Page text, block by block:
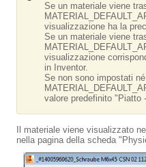
Se un materiale viene
visualizzazione ha la
Se un materiale viene
visualizzazione
in Inventor.
Se non sono impostati
valore predefinito "Piatto
Il materiale viene visualizzato
nella pagina della scheda